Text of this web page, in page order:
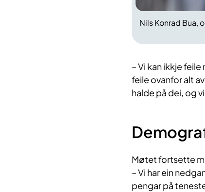
Nils Konrad Bua,
– Vi kan ikkje
feile ovanfor alt
halde på dei, og
Møtet fortsette
– Vi har ein
pengar på